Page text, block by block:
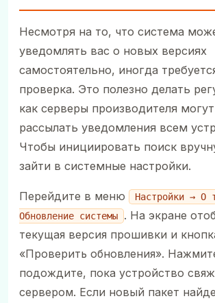
Несмотря на то, что система
уведомлять вас о новых версиях
самостоятельно, иногда
проверка. Это полезно делать
как серверы производителя
рассылать уведомления всем
Чтобы инициировать поиск
зайти в системные настройки.
Перейдите в меню
Настройки → О
Обновление системы
. На экране
текущая версия прошивки и
«Проверить обновления».
подождите, пока устройство
сервером. Если новый пакет